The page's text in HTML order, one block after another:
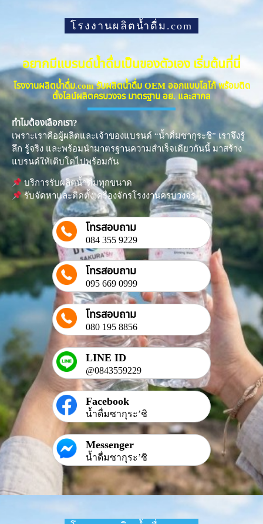
โรงงานผลิตน้ำดื่ม.com
อยากมีแบรนด์น้ำดื่มเป็นของตัวเอง เริ่มต้นที่นี่
โรงงานผลิตน้ำดื่ม.com รับผลิตน้ำดื่ม OEM ออกแบบโลโก้ พร้อมติด
ตั้งไลน์ผลิตครบวงจร มาตรฐาน อย. และสากล
ทำไมต้องเลือกเรา?
เพราะเราคือผู้ผลิตและเจ้าของแบรนด์ “น้ำดื่มซากุระชิ” เราจึงรู้
ลึก รู้จริง และพร้อมนำมาตรฐานความสำเร็จเดียวกันนี้ มาสร้าง
แบรนด์ให้เติบโตไปพร้อมกัน
บริการรับผลิตน้ำดื่มทุกขนาด
รับจัดหาและติดตั้งเครื่องจักรโรงงานครบวงจร
โทรสอบถาม
084 355 9229
โทรสอบถาม
095 669 0999
โทรสอบถาม
080 195 8856
LINE ID
@0843559229
Facebook
น้ำดื่มซากุระ’ชิ
Messenger
น้ำดื่มซากุระ’ชิ